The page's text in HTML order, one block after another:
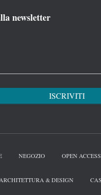
newsletter
NEGOZIO OPEN ACCESS
ARCHITETTURA & DESIGN